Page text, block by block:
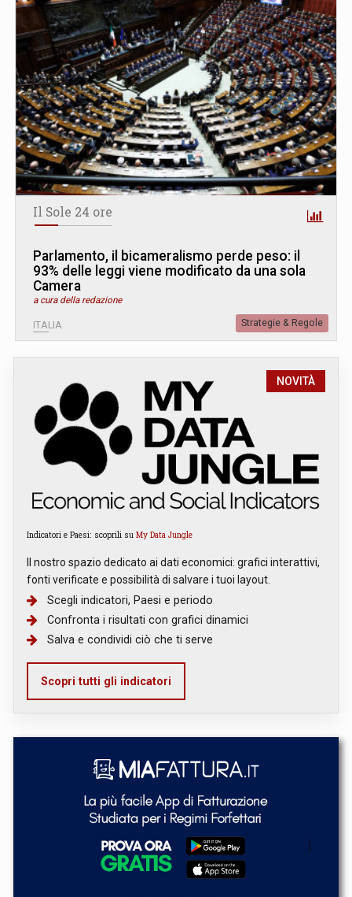
Il Sole 24 ore
Parlamento, il bicameralismo perde peso: il
93% delle leggi viene modificato da una sola
Camera
a cura della redazione
ITALIA Strategie & Regole
NOVITÀ
Indicatori e Paesi: scoprili su My Data Jungle
Il nostro spazio dedicato ai dati economici: grafici interattivi,
fonti verificate e possibilità di salvare i tuoi layout.
Scegli indicatori, Paesi e periodo
Confronta i risultati con grafici dinamici
Salva e condividi ciò che ti serve
Scopri tutti gli indicatori